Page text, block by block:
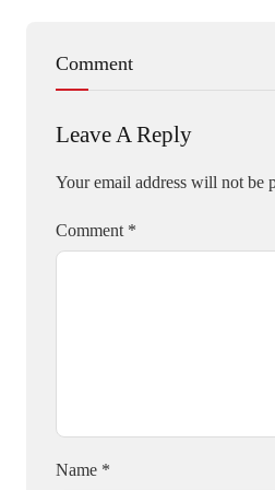
Comment
Leave A Reply
Your email address will not be
Comment *
Name *